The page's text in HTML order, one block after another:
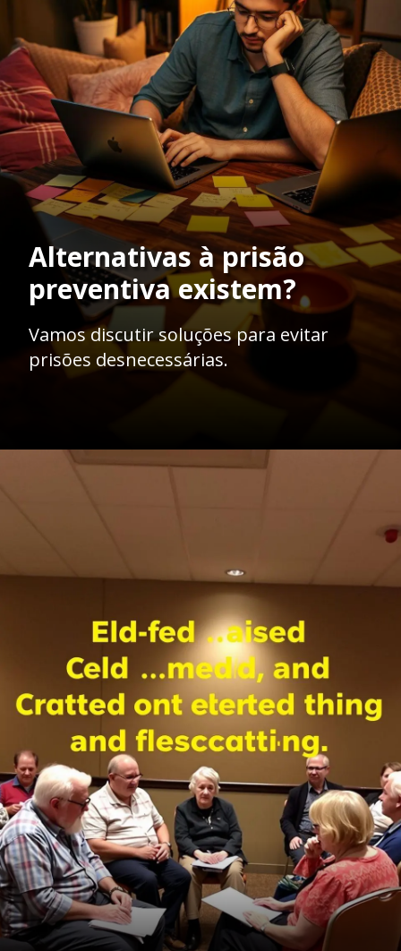
Alternativas à prisão
preventiva existem?
Vamos discutir soluções para evitar
prisões desnecessárias.